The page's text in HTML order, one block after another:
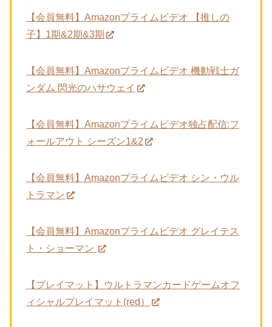
【会員無料】Amazonプライムビデオ 【推しの
子】1期&2期&3期
【会員無料】Amazonプライムビデオ 機動戦士ガ
ンダム 閃光のハサウェイ
【会員無料】Amazonプライムビデオ独占配信:フ
ォールアウト シーズン1&2
【会員無料】Amazonプライムビデオ シン・ウル
トラマン
【会員無料】Amazonプライムビデオ グレイテス
ト・ショーマン
【プレイマット】ウルトラマンカードゲームオフ
ィシャルプレイマット(red）